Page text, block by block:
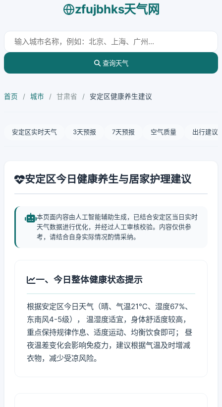
zfujbhks天气网
查询天气
首页 / 城市 / 甘肃省 / 安定区健康养生建议
安定区实时天气 3天预报 7天预报 空气质量 出行建议
安定区今日健康养生与居家护理建议
本页面内容由人工智能辅助生成，已结合安定区当日实时
天气数据进行优化，并经过人工审核校验。内容仅供参
考，请结合自身实际情况酌情采纳。
一、今日整体健康状态提示
根据安定区今日天气（晴、气温21℃、湿度67%、
东南风4-5级）， 温湿度适宜，身体舒适度较高，
重点保持规律作息、适度运动、均衡饮食即可； 昼
夜温差变化会影响免疫力，建议根据气温及时增减
衣物，减少受凉风险。